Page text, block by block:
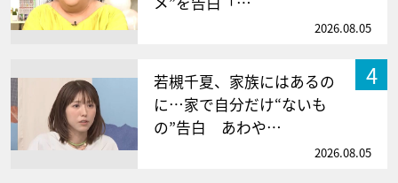
2026.08.05
4
若槻千夏、家族にはあるの
に…家で自分だけ“ないも
の”告白 あわや…
2026.08.05